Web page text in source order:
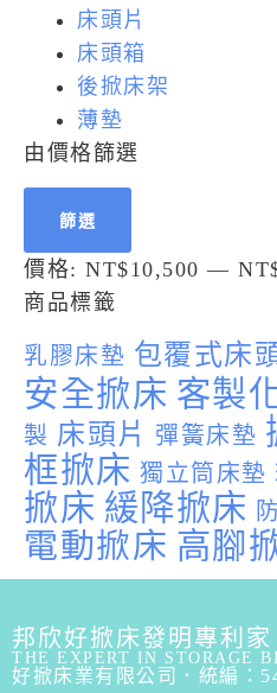
床頭片
床頭箱
後掀床架
薄墊
由價格篩選
篩選
價格: NT$10,500 —
商品標籤
乳膠床墊 包覆式床
安全掀床 客製
製 床頭片 彈簧床墊
框掀床 獨立筒床墊
掀床 緩降掀床
電動掀床 高腳
邦欣好掀床發明專利家
THE EXPERT IN STORAGE
好掀床業有限公司．統編：